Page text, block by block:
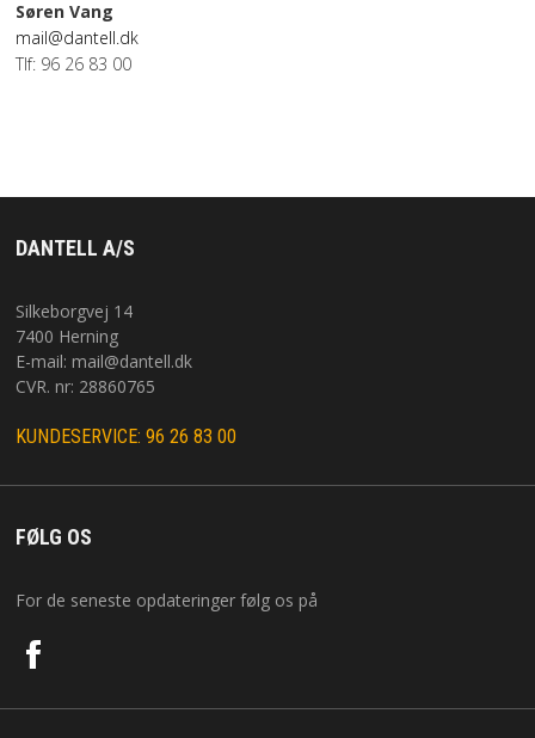
Søren Vang
mail@dantell.dk
Tlf: 96 26 83 00
DANTELL A/S
Silkeborgvej 14
7400 Herning
E-mail: mail@dantell.dk
CVR. nr: 28860765
KUNDESERVICE: 96 26 83 00
FØLG OS
For de seneste opdateringer følg os på